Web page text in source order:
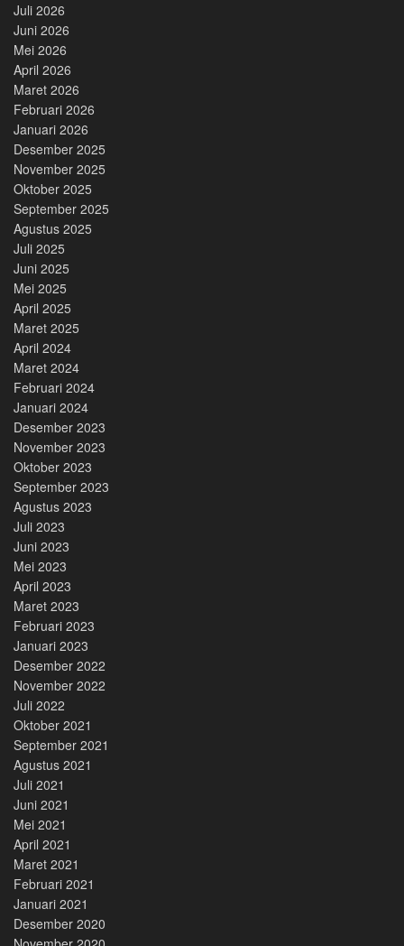
Juli 2026
Juni 2026
Mei 2026
April 2026
Maret 2026
Februari 2026
Januari 2026
Desember 2025
November 2025
Oktober 2025
September 2025
Agustus 2025
Juli 2025
Juni 2025
Mei 2025
April 2025
Maret 2025
April 2024
Maret 2024
Februari 2024
Januari 2024
Desember 2023
November 2023
Oktober 2023
September 2023
Agustus 2023
Juli 2023
Juni 2023
Mei 2023
April 2023
Maret 2023
Februari 2023
Januari 2023
Desember 2022
November 2022
Juli 2022
Oktober 2021
September 2021
Agustus 2021
Juli 2021
Juni 2021
Mei 2021
April 2021
Maret 2021
Februari 2021
Januari 2021
Desember 2020